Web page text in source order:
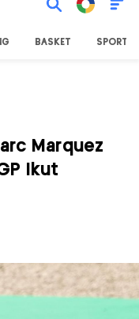
BASKET SPORT
Marquez
Ikut